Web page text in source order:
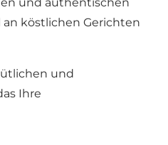
an köstlichen Gerichten
und
Ihre